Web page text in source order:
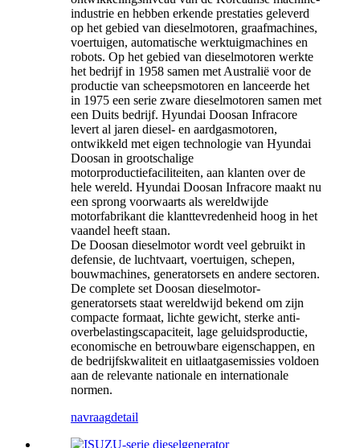
industrie en hebben erkende prestaties geleverd
op het gebied van dieselmotoren, graafmachines,
voertuigen, automatische werktuigmachines en
robots. Op het gebied van dieselmotoren werkte
het bedrijf in 1958 samen met Australië voor de
productie van scheepsmotoren en lanceerde het
in 1975 een serie zware dieselmotoren samen met
een Duits bedrijf. Hyundai Doosan Infracore
levert al jaren diesel- en aardgasmotoren,
ontwikkeld met eigen technologie van Hyundai
Doosan in grootschalige
motorproductiefaciliteiten, aan klanten over de
hele wereld. Hyundai Doosan Infracore maakt nu
een sprong voorwaarts als wereldwijde
motorfabrikant die klanttevredenheid hoog in het
vaandel heeft staan.
De Doosan dieselmotor wordt veel gebruikt in
defensie, de luchtvaart, voertuigen, schepen,
bouwmachines, generatorsets en andere sectoren.
De complete set Doosan dieselmotor-
generatorsets staat wereldwijd bekend om zijn
compacte formaat, lichte gewicht, sterke anti-
overbelastingscapaciteit, lage geluidsproductie,
economische en betrouwbare eigenschappen, en
de bedrijfskwaliteit en uitlaatgasemissies voldoen
aan de relevante nationale en internationale
normen.
navraagdetail